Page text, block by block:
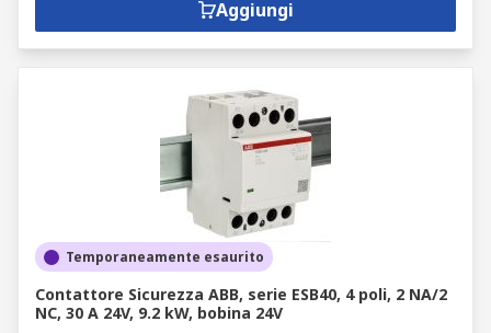
Aggiungi
Temporaneamente esaurito
Contattore Sicurezza ABB, serie ESB40, 4 poli, 2 NA/2
NC, 30 A 24V, 9.2 kW, bobina 24V